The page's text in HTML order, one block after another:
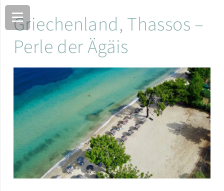
Griechenland, Thassos –
Perle der Ägäis